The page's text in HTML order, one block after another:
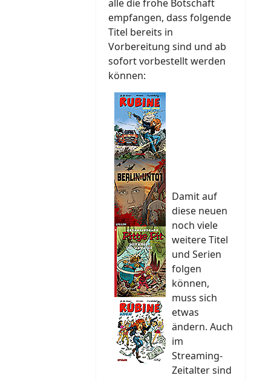
alle die frohe Botschaft
empfangen, dass folgende
Titel bereits in
Vorbereitung sind und ab
sofort vorbestellt werden
können:
Damit auf
diese neuen
noch viele
weitere Titel
und Serien
folgen
können,
muss sich
etwas
ändern. Auch
im
Streaming-
Zeitalter sind